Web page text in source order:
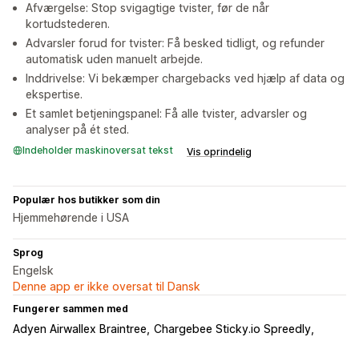
Afværgelse: Stop svigagtige tvister, før de når
kortudstederen.
Advarsler forud for tvister: Få besked tidligt, og refunder
automatisk uden manuelt arbejde.
Inddrivelse: Vi bekæmper chargebacks ved hjælp af data og
ekspertise.
Et samlet betjeningspanel: Få alle tvister, advarsler og
analyser på ét sted.
Indeholder maskinoversat tekst Vis oprindelig
Populær hos butikker som din
Hjemmehørende i USA
Sprog
Engelsk
Denne app er ikke oversat til Dansk
Fungerer sammen med
Adyen Airwallex Braintree Chargebee Sticky.io Spreedly